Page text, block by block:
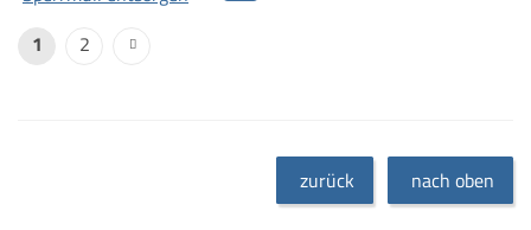
1
2
zurück nach oben